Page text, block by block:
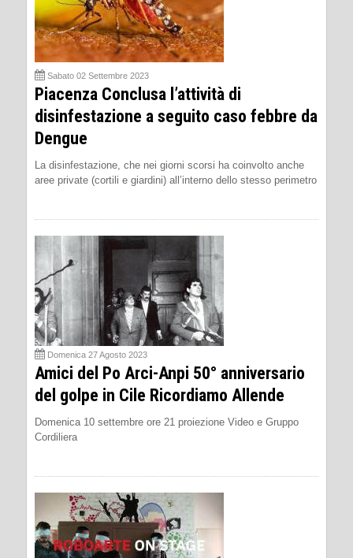
Sabato 02 Settembre 2023
Piacenza Conclusa l’attività di
disinfestazione a seguito caso febbre da
Dengue
La disinfestazione, che nei giorni scorsi ha coinvolto anche
aree private (cortili e giardini) all’interno dello stesso perimetro
Domenica 27 Agosto 2023
Amici del Po Arci-Anpi 50° anniversario
del golpe in Cile Ricordiamo Allende
Domenica 10 settembre ore 21 proiezione Video e Gruppo
Cordiliera